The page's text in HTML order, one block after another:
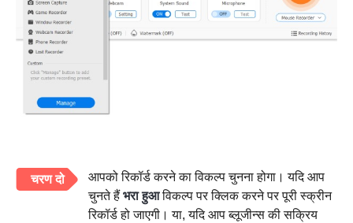
चरण दो
आपको रिकॉर्ड करने का विकल्प चुनना होगा। यदि आप
चुनते हैं भरा हुआविकल्प पर क्लिक करने पर पूरी स्क्रीन
रिकॉर्ड हो जाएगी। या, यदि आप ब्लूजीन्स की सक्रिय